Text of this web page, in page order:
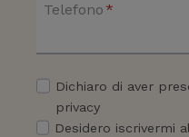
Telefono *
Dichiaro di aver
privacy
Desidero iscrivermi